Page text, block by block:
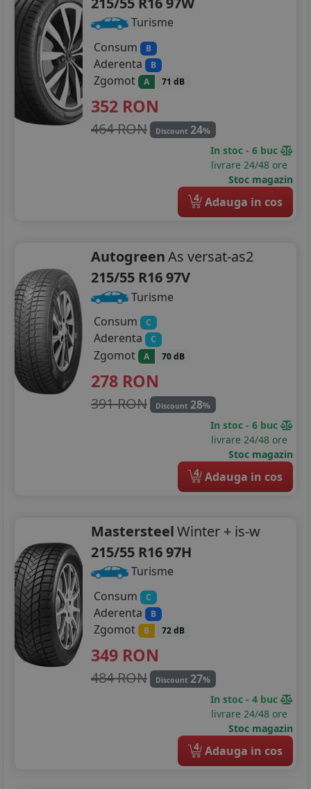
Turisme
Consum
B
Aderenta B
Zgomot A 71 dB
352 RON
464 RON Discount 24%
In stoc - 6 buc
livrare 24/48 ore
Stoc magazin
4 Adauga in cos
AutogreenAs versat-as2
215/55 R16 97V
Turisme
Consum
C
Aderenta C
Zgomot A 70 dB
278 RON
391 RON Discount 28%
In stoc - 6 buc
livrare 24/48 ore
Stoc magazin
4 Adauga in cos
MastersteelWinter + is-w
215/55 R16 97H
Turisme
Consum
C
Aderenta B
Zgomot B 72 dB
349 RON
484 RON Discount 27%
In stoc - 4 buc
livrare 24/48 ore
Stoc magazin
4 Adauga in cos